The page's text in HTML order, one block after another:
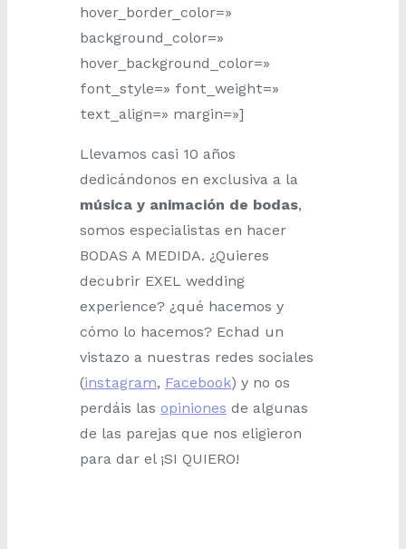
hover_border_color=»
background_color=»
hover_background_color=»
font_style=» font_weight=»
text_align=» margin=»]
Llevamos casi 10 años
dedicándonos en exclusiva a la
música y animación de bodas,
somos especialistas en hacer
BODAS A MEDIDA. ¿Quieres
decubrir EXEL wedding
experience? ¿qué hacemos y
cómo lo hacemos? Echad un
vistazo a nuestras redes sociales
(instagram, Facebook) y no os
perdáis las opiniones de algunas
de las parejas que nos eligieron
para dar el ¡SI QUIERO!